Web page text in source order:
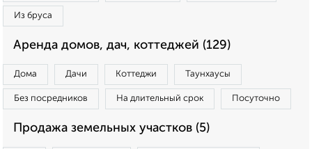
Из бруса
Аренда домов, дач, коттеджей (129)
Дома Дачи Коттеджи Таунхаусы
Без посредников На длительный срок Посуточно
Продажа земельных участков (5)